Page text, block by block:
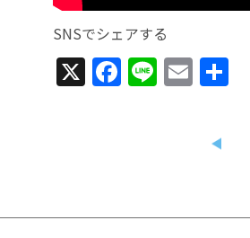
SNSでシェアする
X Facebook
LineEmail